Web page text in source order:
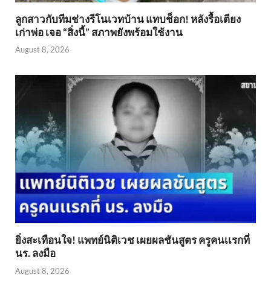
ลูกสาวกับทีมช่างรีโนเวทบ้าน แทบช็อก! หลังรื้อเตียง
เก่าพ่อ เจอ “สิ่งนี้” สภาพยังพร้อมใช้งาน
August 8, 2026
ยิ่งสะเทือนใจ! แพทย์นิติเวช เผยผลชันสูตร ครูคนเเรกที่
นร. ลงมือ
August 8, 2026